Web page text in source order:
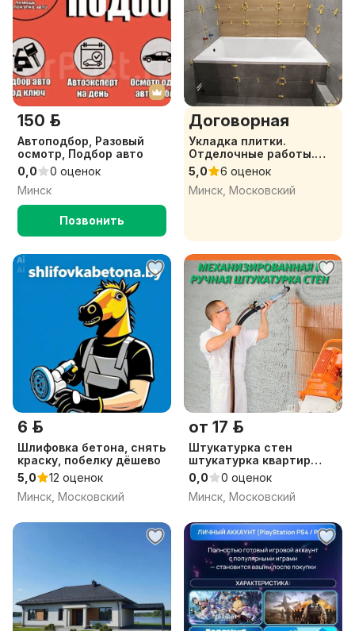
150 р.
Автоподбор, Разовый
осмотр, Подбор авто
0,0
0 оценок
Минск
Позвонить
Договорная
Укладка плитки.
Отделочные работы.
Ремонт под ключ
5,0
6 оценок
Минск, Московский
6 р.
Шлифовка бетона, снять
краску, побелку дёшево
5,0
12 оценок
Минск, Московский
от 17 р.
Штукатурка стен
штукатурка квартир
штукатурка дома
штукатурка гаража
0,0
0 оценок
Минск, Московский